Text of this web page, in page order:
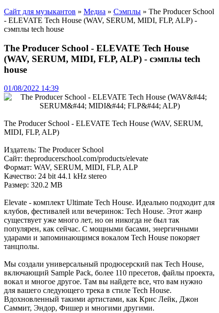
Сайт для музыкантов » Медиа » Сэмплы » The Producer School
- ELEVATE Tech House (WAV, SERUM, MIDI, FLP, ALP) -
сэмплы tech house
The Producer School - ELEVATE Tech House
(WAV, SERUM, MIDI, FLP, ALP) - сэмплы tech
house
01/08/2022 14:39
The Producer School - ELEVATE Tech House (WAV, SERUM,
MIDI, FLP, ALP)
Издатель: The Producer School
Сайт: theproducerschool.com/products/elevate
Формат: WAV, SERUM, MIDI, FLP, ALP
Качество: 24 bit 44.1 kHz stereo
Размер: 320.2 MB
Elevate - комплект Ultimate Tech House. Идеально подходит для
клубов, фестивалей или вечеринок: Tech House. Этот жанр
существует уже много лет, но он никогда не был так
популярен, как сейчас. С мощными басами, энергичными
ударами и запоминающимся вокалом Tech House покоряет
танцполы.
Мы создали универсальный продюсерский пак Tech House,
включающий Sample Pack, более 110 пресетов, файлы проекта,
вокал и многое другое. Там вы найдете все, что вам нужно
для вашего следующего трека в стиле Tech House.
Вдохновленный такими артистами, как Крис Лейк, Джон
Саммит, Эндор, Фишер и многими другими.